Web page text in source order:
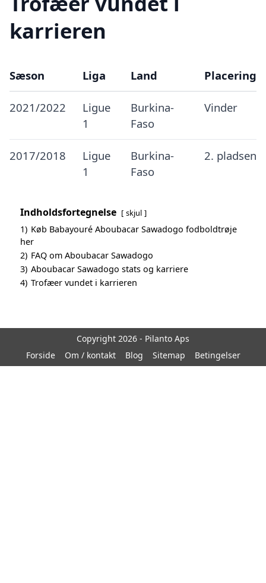
karrieren
Sæson Liga Land Placering
2021/2022
Ligue
1
Burkina-
Faso
Vinder
2017/2018
Ligue
1
Burkina-
Faso
2. pladsen
Indholdsfortegnelse skjul
1) Køb Babayouré Aboubacar Sawadogo fodboldtrøje
her
2) FAQ om Aboubacar Sawadogo
3) Aboubacar Sawadogo stats og karriere
4) Trofæer vundet i karrieren
Copyright 2026 - Pilanto Aps
Forside
Om / kontakt Blog Sitemap Betingelser